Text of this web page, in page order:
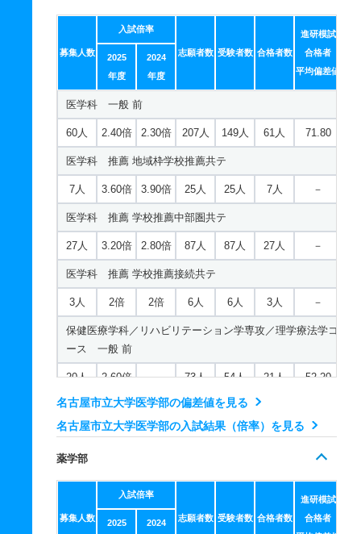
募集人数
入試倍率
志願者数 受験者数 合格者数
進研模試
合格者
平均偏差値
2025
年度
2024
年度
医学科 一般 前
60人 2.40倍 2.30倍 207人 149人 61人 71.80
医学科 推薦 地域枠学校推薦共テ
7人 3.60倍 3.90倍 25人 25人 7人 －
医学科 推薦 学校推薦中部圏共テ
27人 3.20倍 2.80倍 87人 87人 27人 －
医学科 推薦 学校推薦接続共テ
3人 2倍 2倍 6人 6人 3人 －
保健医療学科／リハビリテーション学専攻／理学療法学コ
ース 一般 前
20人 2.60倍 － 73人 54人 21人 52.20
保健医療学科／リハビリテーション学専攻／理学療法学コ
ース 推薦 学校推薦型Ａ
4人 －
保健医療学科／リハビリテーション学専攻／理学療法学コ
ース 推薦 学校推薦型Ｂ共テ
2.70倍 －
名古屋市立大学医学部の偏差値を見る
名古屋市立大学医学部の入試結果（倍率）を見る
薬学部
募集人数
入試倍率
志願者数 受験者数 合格者数
進研模試
合格者
2025 2024